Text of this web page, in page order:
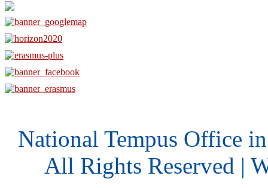
National Tempus Office
All Rights Reserved |